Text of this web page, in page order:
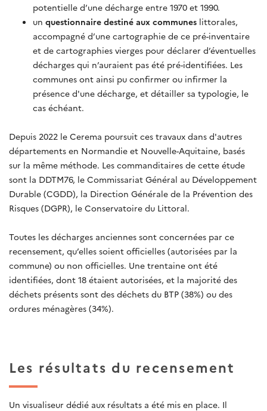
potentielle d’une décharge entre 1970 et 1990.
un questionnaire destiné aux communes littorales,
accompagné d’une cartographie de ce pré-inventaire
et de cartographies vierges pour déclarer d’éventuelles
décharges qui n’auraient pas été pré-identifiées. Les
communes ont ainsi pu confirmer ou infirmer la
présence d'une décharge, et détailler sa typologie, le
cas échéant.
Depuis 2022 le Cerema poursuit ces travaux dans d'autres
départements en Normandie et Nouvelle-Aquitaine, basés
sur la même méthode. Les commanditaires de cette étude
sont la DDTM76, le Commissariat Général au Développement
Durable (CGDD), la Direction Générale de la Prévention des
Risques (DGPR), le Conservatoire du Littoral.
Toutes les décharges anciennes sont concernées par ce
recensement, qu’elles soient officielles (autorisées par la
commune) ou non officielles. Une trentaine ont été
identifiées, dont 18 étaient autorisées, et la majorité des
déchets présents sont des déchets du BTP (38%) ou des
ordures ménagères (34%).
Les résultats du recensement
Un visualiseur dédié aux résultats a été mis en place. Il